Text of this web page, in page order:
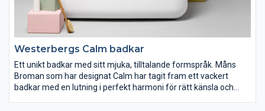
Westerbergs Calm badkar
Ett unikt badkar med sitt mjuka, tilltalande formspråk. Måns
Broman som har designat Calm har tagit fram ett vackert
badkar med en lutning i perfekt harmoni för rätt känsla och